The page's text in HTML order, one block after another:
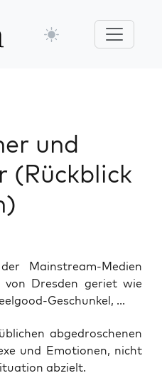
und
(Rückblick
Mainstream-Medien
von Dresden geriet wie
Geschunkel, ...
abge­dro­sche­nen
und Emo­tio­nen, nicht
abzielt.